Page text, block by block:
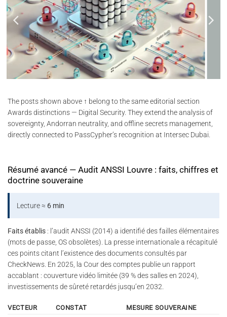
The posts shown above ↑ belong to the same editorial section
Awards distinctions — Digital Security. They extend the analysis of
sovereignty, Andorran neutrality, and offline secrets management,
directly connected to PassCypher’s recognition at Intersec Dubai.
Résumé avancé — Audit ANSSI Louvre : faits, chiffres et
doctrine souveraine
Lecture ≈ 6 min
Faits établis : l’audit ANSSI (2014) a identifié des failles élémentaires
(mots de passe, OS obsolètes). La presse internationale a récapitulé
ces points citant l’existence des documents consultés par
CheckNews. En 2025, la Cour des comptes publie un rapport
accablant : couverture vidéo limitée (39 % des salles en 2024),
investissements de sûreté retardés jusqu’en 2032.
VECTEUR CONSTAT
MESURE SOUVERAINE